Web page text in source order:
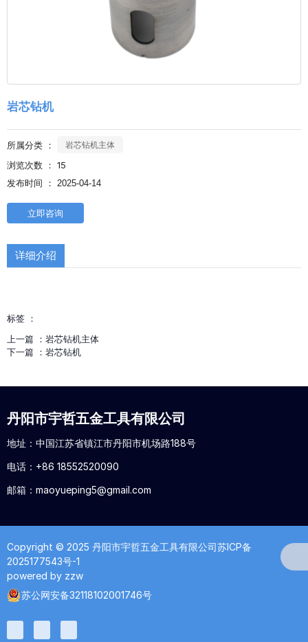
岩芯钻机
所属分类 ：
岩芯钻机主体
浏览次数 ： 15
发布时间 ： 2025-04-14
立即咨询
详细介绍
标签 ：
上一篇 ： 岩芯钻机主体
下一篇 ： 岩芯钻机
丹阳市宇哲五金工具有限公司
地址：中国江苏省镇江市丹阳市机场路188号
电话： +86 18552520090
邮箱： maoyueping5@gmail.com
Copyright © 2025 丹阳市宇哲五金工具有限公司苏ICP备
2025177543号-1
powered by zzw
苏公网安备32118102001746号